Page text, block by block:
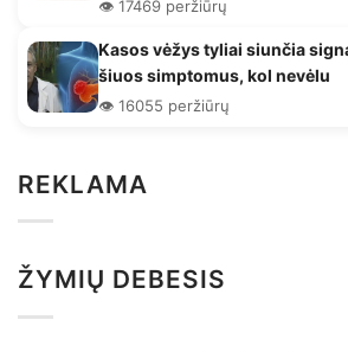
👁️ 17469 peržiūrų
Kasos vėžys tyliai siunčia
šiuos simptomus, kol nevėlu
👁️ 16055 peržiūrų
REKLAMA
ŽYMIŲ DEBESIS